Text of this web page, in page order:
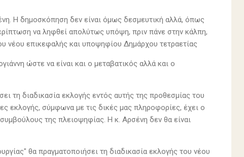
Η δημοσκόπηση δεν είναι όμως δεσμευτική αλλά, όπως
να ληφθεί απολύτως υπόψη, πριν πάνε στην κάλπη,
νέου επικεφαλής και υποψηφίου Δημάρχου τετραετίας
ώστε να είναι και ο μεταβατικός αλλά και ο
τη διαδικασία εκλογής εντός αυτής της προθεσμίας του
εκλογής, σύμφωνα με τις δικές μας πληροφορίες, έχει ο
της πλειοψηφίας. Η κ. Αρσένη δεν θα είναι
θα πραγματοποιήσει τη διαδικασία εκλογής του νέου